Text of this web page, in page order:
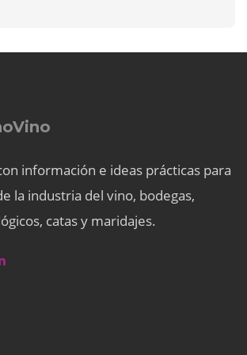
información e ideas prácticas para
la industria del vino, bodegas,
catas y maridajes.